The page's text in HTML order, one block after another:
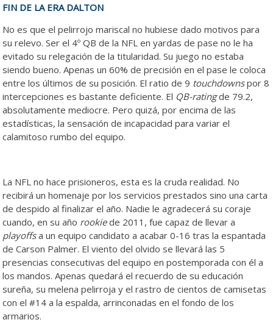
FIN DE LA ERA DALTON
No es que el pelirrojo mariscal no hubiese dado motivos para
su relevo. Ser el 4º QB de la NFL en yardas de pase no le ha
evitado su relegación de la titularidad. Su juego no estaba
siendo bueno. Apenas un 60% de precisión en el pase le coloca
entre los últimos de su posición. El ratio de 9 touchdownspor 8
intercepciones es bastante deficiente. El QB-ratingde 79.2,
absolutamente mediocre. Pero quizá, por encima de las
estadísticas, la sensación de incapacidad para variar el
calamitoso rumbo del equipo.
La NFL no hace prisioneros, esta es la cruda realidad. No
recibirá un homenaje por los servicios prestados sino una carta
de despido al finalizar el año. Nadie le agradecerá su coraje
cuando, en su año rookiede 2011, fue capaz de llevar a
playoffsa un equipo candidato a acabar 0-16 tras la espantada
de Carson Palmer. El viento del olvido se llevará las 5
presencias consecutivas del equipo en postemporada con él a
los mandos. Apenas quedará el recuerdo de su educación
sureña, su melena pelirroja y el rastro de cientos de camisetas
con el #14 a la espalda, arrinconadas en el fondo de los
armarios.